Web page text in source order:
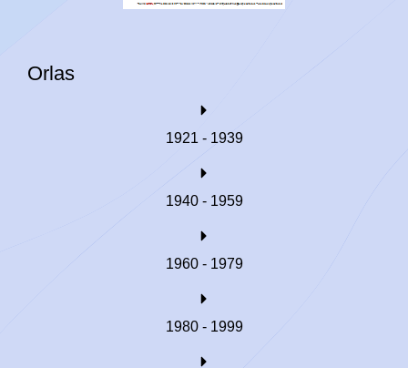
Orlas
1921 - 1939
1940 - 1959
1960 - 1979
1980 - 1999